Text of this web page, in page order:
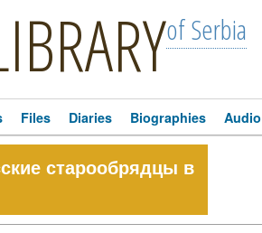
of Serbia
Files Diaries Biographies Audio
старообрядцы в